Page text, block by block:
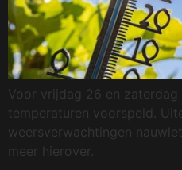
Voor vrijdag 26 en
temperaturen voorspeld.
weersverwachtingen
meer hierover.